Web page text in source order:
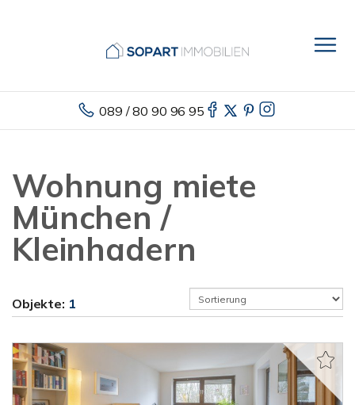
089 / 80 90 96 95
Wohnung miete
München /
Kleinhadern
Objekte: 1